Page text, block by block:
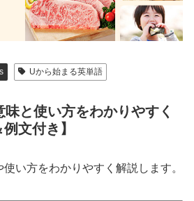
Uから始まる英単語
と使い方をわかりやすく
文付き】
使い方をわかりやすく解説します。